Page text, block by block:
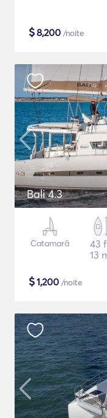
$8,200 /noite
Bali 4.3
Catamarã
43
13
$1,200 /noite